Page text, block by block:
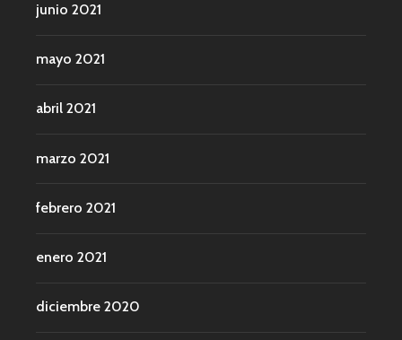
junio 2021
mayo 2021
abril 2021
marzo 2021
febrero 2021
enero 2021
diciembre 2020